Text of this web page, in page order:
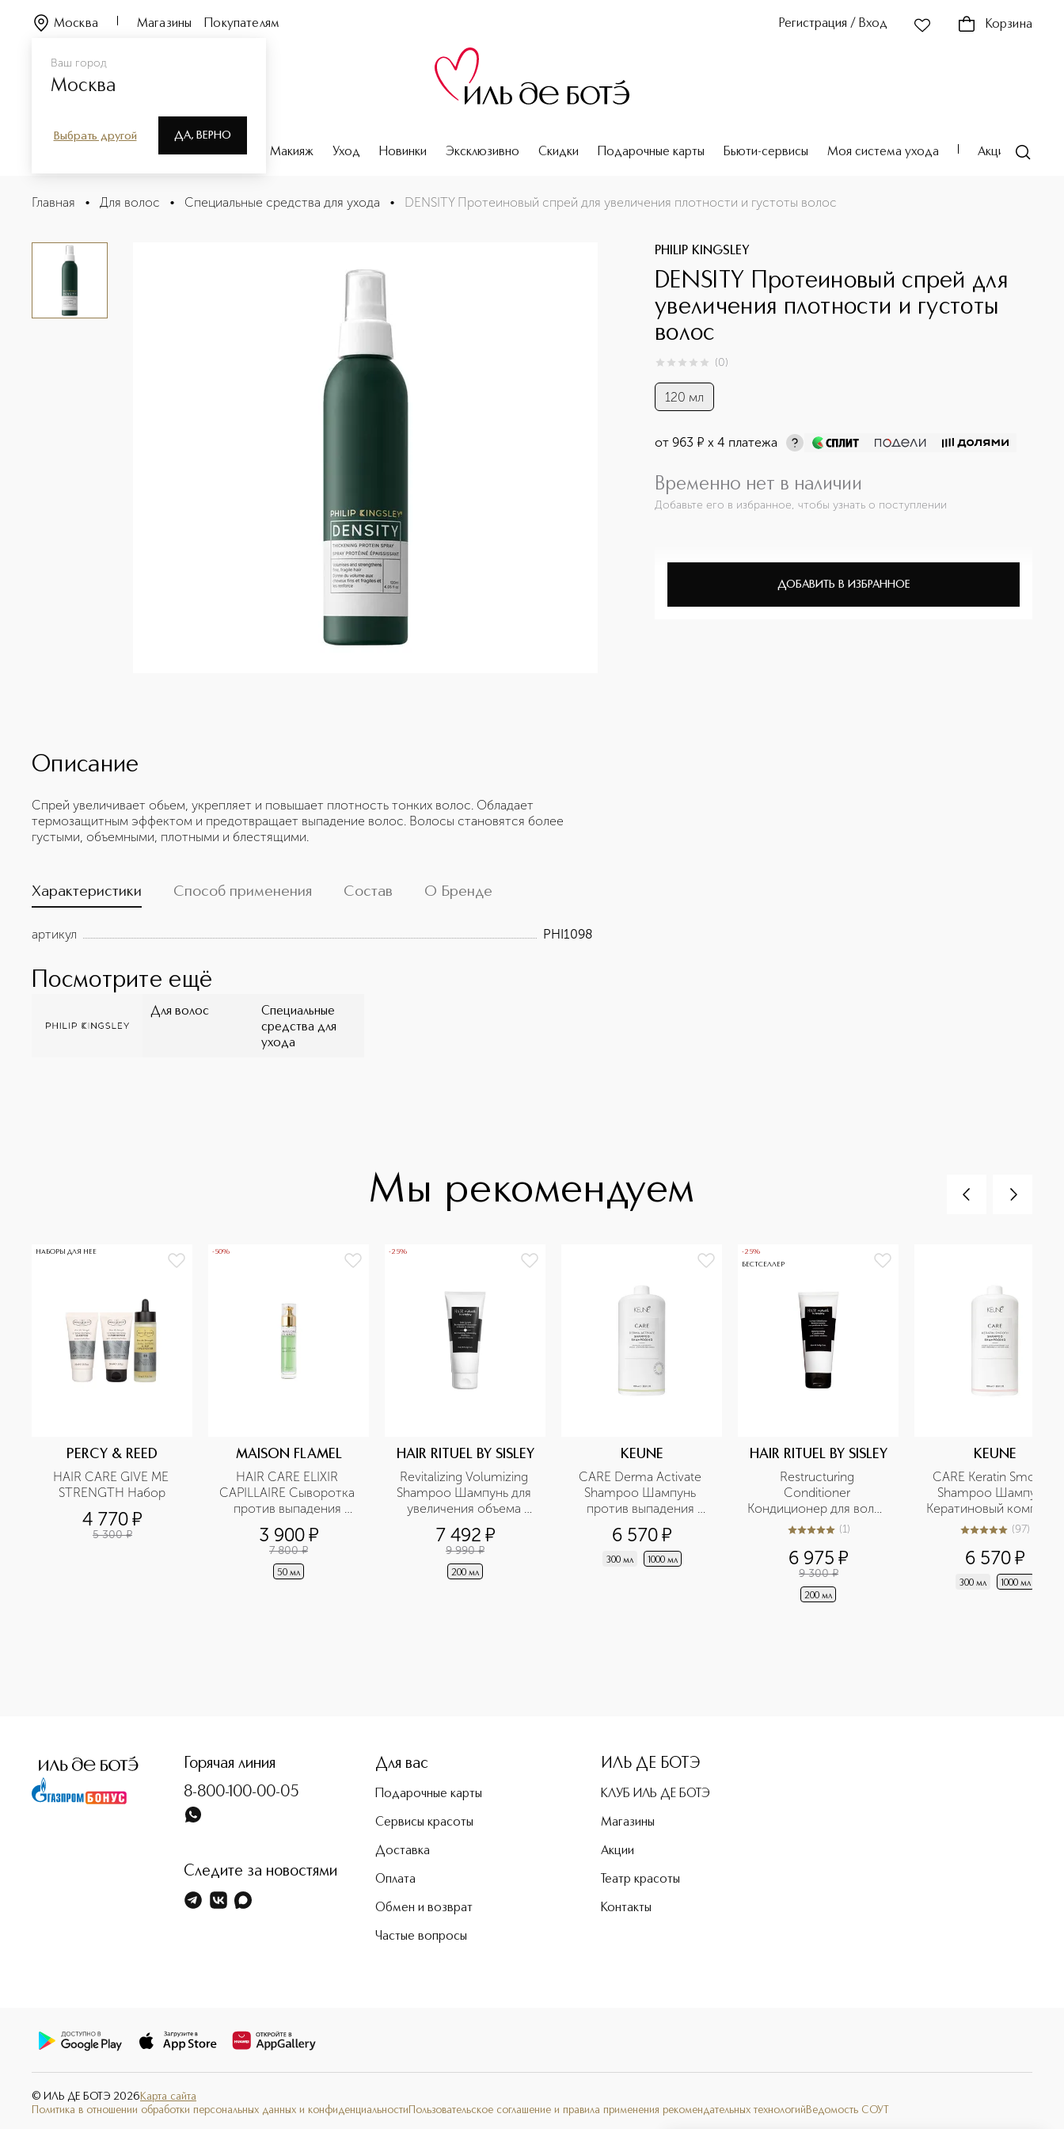
Ваш город
Москва
Выбрать другой ДА, ВЕРНО
Москва Магазины Покупателям Регистрация / Вход Корзина
Парфюмерия Макияж Уход Новинки Эксклюзивно Скидки Подарочные карты Бьюти-сервисы Моя система ухода Акции
DENSITY Протеиновый спрей для увеличения плотности и густоты волос
Главная • Для волос • Специальные средства для ухода • DENSITY Протеиновый спрей для увеличения плотности и густоты волос
PHILIP KINGSLEY
DENSITY Протеиновый спрей для
увеличения плотности и густоты
волос
0из 0 (0)
120 мл
от 963 ¤ х 4 платежа
Временно нет в наличии
Добавьте его в избранное, чтобы узнать о поступлении
ДОБАВИТЬ В ИЗБРАННОЕ
Описание
Спрей увеличивает обьем, укрепляет и повышает плотность тонких волос. Обладает
термозащитным эффектом и предотвращает выпадение волос. Волосы становятся более
густыми, объемными, плотными и блестящими.
Характеристики Способ применения Состав О Бренде
артикул PHI1098
Посмотрите ещё
Для волос
Специальные
средства для
ухода
Мы рекомендуем
НАБОРЫ ДЛЯ НЕЕ
PERCY & REED
HAIR CARE GIVE ME
STRENGTH Набор
4 770¤
5 300 ¤
-50%
MAISON FLAMEL
HAIR CARE ELIXIR
CAPILLAIRE Сыворотка
против выпадения
волос и стимулятор
роста
3 900¤
7 800 ¤
50 мл
-25%
HAIR RITUEL BY SISLEY
Revitalizing Volumizing
Shampoo Шампунь для
увеличения объема
волос с маслом
камелии
7 492 ¤
9 990 ¤
200 мл
KEUNE
CARE Derma Activate
Shampoo Шампунь
против выпадения
волос
6 570¤
300 мл 1000 мл
-25%
БЕСТСЕЛЛЕР
HAIR RITUEL BY SISLEY
Restructuring
Conditioner
Кондиционер для волос
с протеинами хлопка
5из 51 (1)
6 975 ¤
9 300 ¤
200 мл
KEUNE
CARE Keratin Smooth
Shampoo Шампунь
Кератиновый комплекс
4.9из597 (97)
6 570¤
300 мл 1000 мл
Горячая линия
8-800-100-00-05
Следите за новостями
Для вас
Подарочные карты
Сервисы красоты
Доставка
Оплата
Обмен и возврат
Частые вопросы
ИЛЬ ДЕ БОТЭ
КЛУБ ИЛЬ ДЕ БОТЭ
Магазины
Акции
Театр красоты
Контакты
© ИЛЬ ДЕ БОТЭ 2026 Карта сайта
Политика в отношении обработки персональных данных и конфиденциальности Пользовательское соглашение и правила применения рекомендательных технологий Ведомость СОУТ